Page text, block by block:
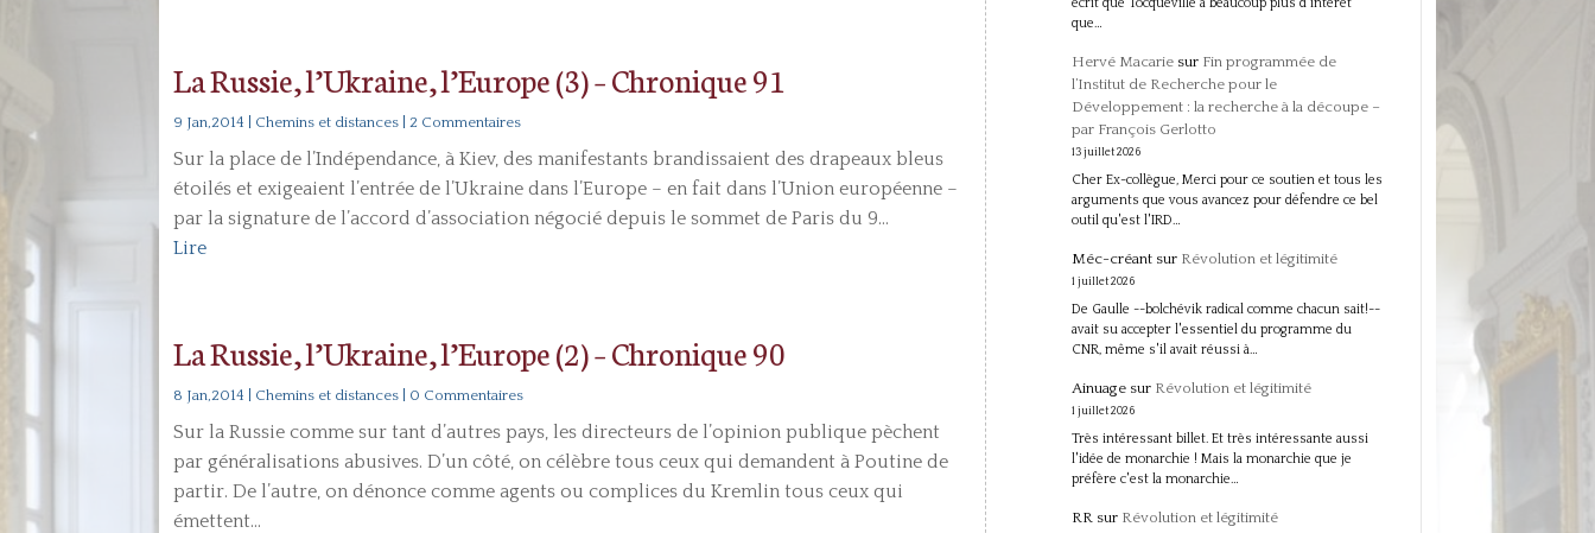
La Russie, l’Ukraine, l’Europe (3) – Chronique 91
9 Jan,2014 Chemins et distances | 2 Commentaires
Sur la place de l’Indépendance, à Kiev, des manifestants brandissaient des drapeaux bleus
étoilés et exigeaient l’entrée de l’Ukraine dans l’Europe – en fait dans l’Union européenne –
par la signature de l’accord d’association négocié depuis le sommet de Paris du 9...
Lire
La Russie, l’Ukraine, l’Europe (2) – Chronique 90
8 Jan,2014 Chemins et distances | 0 Commentaires
Sur la Russie comme sur tant d’autres pays, les directeurs de l’opinion publique pèchent
par généralisations abusives. D’un côté, on célèbre tous ceux qui demandent à Poutine de
partir. De l’autre, on dénonce comme agents ou complices du Kremlin tous ceux qui
émettent...
que…
Hervé Macariesur Fin programmée de
l’Institut de Recherche pour le
Développement : la recherche à la découpe –
par François Gerlotto
13 juillet 2026
Cher Ex-collègue, Merci pour ce soutien et tous les
arguments que vous avancez pour défendre ce bel
outil qu'est l'IRD…
Méc-créantsur Révolution et légitimité
1 juillet 2026
De Gaulle --bolchévik radical comme chacun sait!--
avait su accepter l'essentiel du programme du
CNR, même s'il avait réussi à…
Ainuagesur Révolution et légitimité
1 juillet 2026
Très intéressant billet. Et très intéressante aussi
l'idée de monarchie ! Mais la monarchie que je
préfère c'est la monarchie…
RRsur Révolution et légitimité